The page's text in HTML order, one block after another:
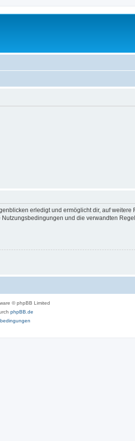
erledigt und ermöglicht dir, auf
und die verwandten
© phpBB Limited
phpBB.de